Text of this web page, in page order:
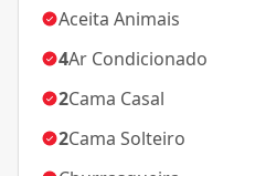
Aceita Animais
4Ar Condicionado
2Cama Casal
2Cama Solteiro